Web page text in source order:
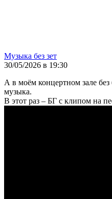
Музыка без зет
30/05/2026 в 19:30
А в моём концертном зале без
музыка.
В этот раз – БГ с клипом на